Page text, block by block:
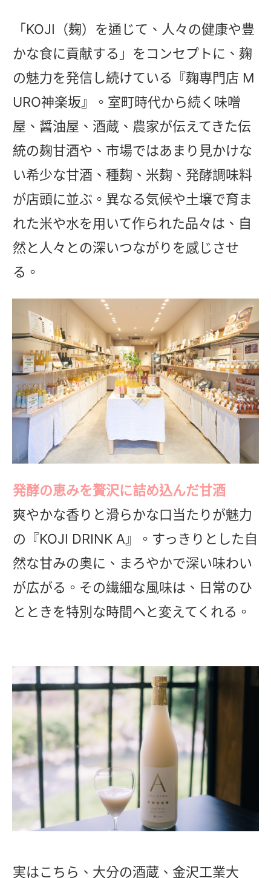
「KOJI（麹）を通じて、人々の健康や豊
かな食に貢献する」をコンセプトに、麹
の魅力を発信し続けている『麹専門店 M
URO神楽坂』。室町時代から続く味噌
屋、醤油屋、酒蔵、農家が伝えてきた伝
統の麹甘酒や、市場ではあまり見かけな
い希少な甘酒、種麹、米麹、発酵調味料
が店頭に並ぶ。異なる気候や土壌で育ま
れた米や水を用いて作られた品々は、自
然と人々との深いつながりを感じさせ
る。
発酵の恵みを贅沢に詰め込んだ甘酒
爽やかな香りと滑らかな口当たりが魅力
の『KOJI DRINK A』。すっきりとした自
然な甘みの奥に、まろやかで深い味わい
が広がる。その繊細な風味は、日常のひ
とときを特別な時間へと変えてくれる。
実はこちら、大分の酒蔵、金沢工業大